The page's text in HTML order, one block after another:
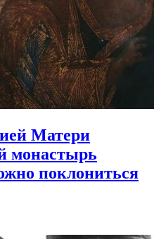
Матери
монастырь
поклониться